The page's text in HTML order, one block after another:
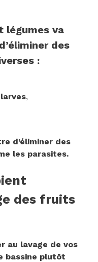
légumes va
des
:
,
d’éliminer des
les parasites.
des fruits
au lavage de vos
bassine plutôt